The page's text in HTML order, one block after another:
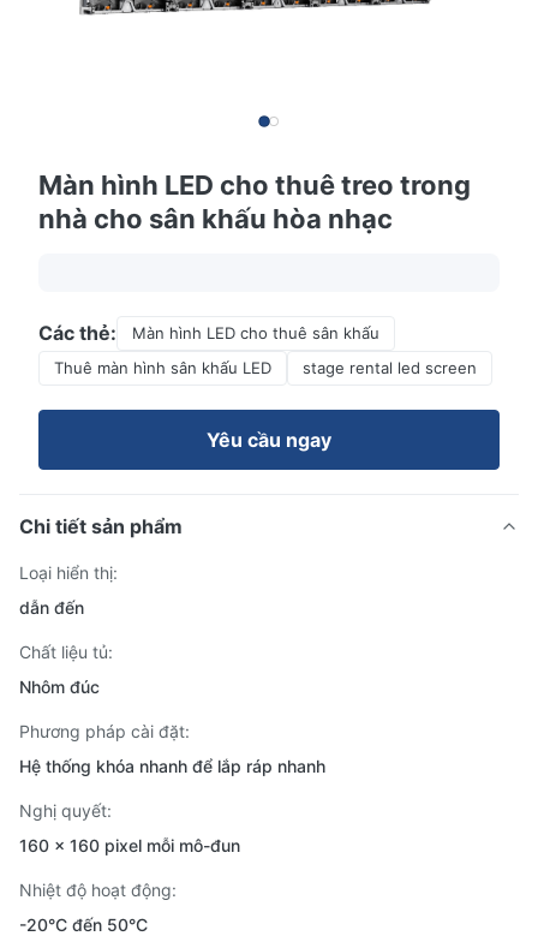
Màn hình LED cho thuê treo trong
nhà cho sân khấu hòa nhạc
Các thẻ:
Màn hình LED cho thuê sân khấu
Thuê màn hình sân khấu LED
stage rental led screen
Yêu cầu ngay
Chi tiết sản phẩm
Loại hiển thị:
dẫn đến
Chất liệu tủ:
Nhôm đúc
Phương pháp cài đặt:
Hệ thống khóa nhanh để lắp ráp nhanh
Nghị quyết:
160 x 160 pixel mỗi mô-đun
Nhiệt độ hoạt động:
-20°C đến 50°C